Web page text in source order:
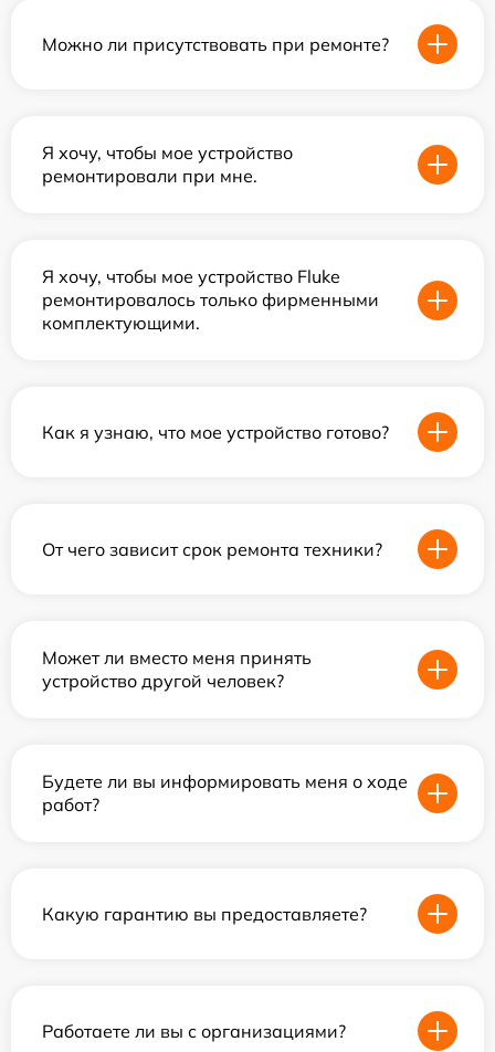
Можно ли присутствовать при ремонте?
Я хочу, чтобы мое устройство
ремонтировали при мне.
Я хочу, чтобы мое устройство Fluke
ремонтировалось только фирменными
комплектующими.
Как я узнаю, что мое устройство готово?
От чего зависит срок ремонта техники?
Может ли вместо меня принять
устройство другой человек?
Будете ли вы информировать меня о ходе
работ?
Какую гарантию вы предоставляете?
Работаете ли вы с организациями?